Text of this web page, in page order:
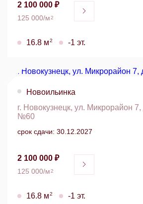
2 100 000 ₽
125 000/м2
16.8 м2 -1 эт.
Новоильинка
г. Новокузнецк, ул. Микрорайон
№60
срок сдачи: 30.12.2027
2 100 000 ₽
125 000/м2
16.8 м2 -1 эт.